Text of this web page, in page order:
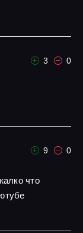
3 0
9 0
что